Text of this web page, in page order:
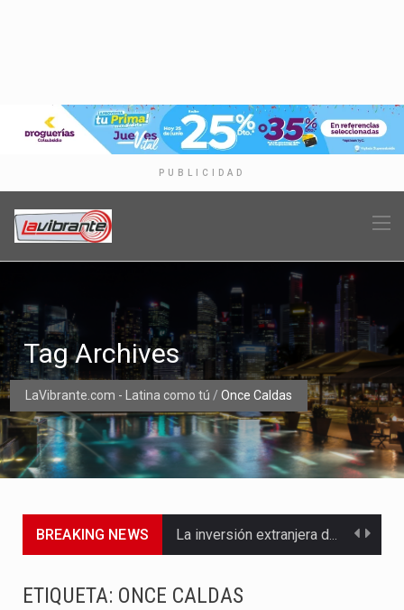
PUBLICIDAD
LaVibrante.com - Latina como tú / Once Caldas
Tag Archives
BREAKING NEWS La inversión extranjera directa en Colombia comenzó a dar señales…
ETIQUETA: ONCE CALDAS